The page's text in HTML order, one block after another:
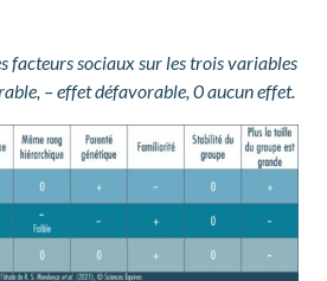
facteurs sociaux sur les trois variables
– effet défavorable, 0 aucun effet.